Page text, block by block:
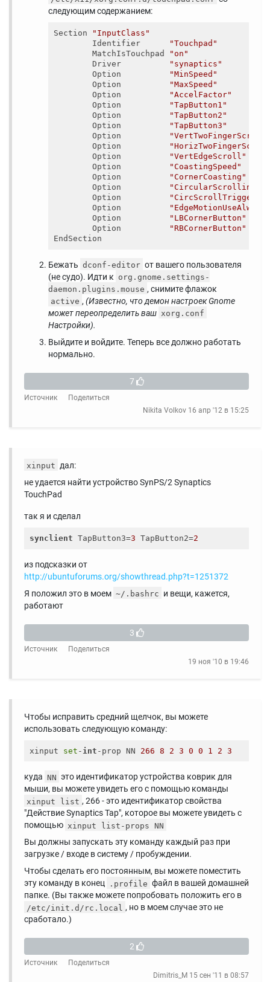
следующим содержанием:
Section
"InputClass"
        Identifier
"Touchpad"
        MatchIsTouchpad
"on"
        Driver
"synaptics"
        Option
"MinSpeed"
        Option
"MaxSpeed"
        Option
"AccelFactor"
        Option
"TapButton1"
        Option
"TapButton2"
        Option
"TapButton3"
        Option
        Option
        Option
"VertEdgeScroll"
        Option
"CoastingSpeed"
        Option
"CornerCoasting"
        Option
"CircularScrolling"
        Option
"CircScrollTrigger"
        Option
        Option
"LBCornerButton"
        Option
"RBCornerButton"
Бежать dconf-editor от вашего пользователя
(не судо). Идти к org.gnome.settings-
daemon.plugins.mouse , снимите флажок
active , (Известно, что демон настроек Gnome
может переопределить ваш xorg.conf
Настройки).
Выйдите и войдите. Теперь все должно работать
нормально.
7
Источник
Поделиться
Nikita Volkov 16 апр '12 в 15:25
xinput дал:
не удается найти устройство SynPS/2 Synaptics
TouchPad
так я и сделал
synclient TapButton3=3 TapButton2=2
из подсказки от
http://ubuntuforums.org/showthread.php?t=1251372
Я положил это в моем ~/.bashrc и вещи, кажется,
работают
3
Источник
Поделиться
19 ноя '10 в 19:46
Чтобы исправить средний щелчок, вы можете
использовать следующую команду:
xinput set - int -prop NN 266 8 2 3 0 0 1 2 3
куда NN это идентификатор устройства коврик для
мыши, вы можете увидеть его с помощью команды
xinput list , 266 - это идентификатор свойства
"Действие Synaptics Tap", которое вы можете увидеть с
помощью xinput list-props NN
Вы должны запускать эту команду каждый раз при
загрузке / входе в систему / пробуждении.
Чтобы сделать его постоянным, вы можете поместить
эту команду в конец
.profile файл в вашей домашней
папке. (Вы также можете попробовать положить его в
/etc/init.d/rc.local , но в моем случае это не
сработало.)
2
Источник
Поделиться
Dimitris_M 15 сен '11 в 08:57